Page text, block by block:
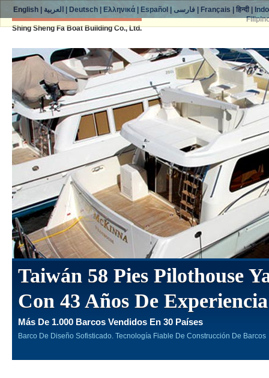
Shing Sheng Fa Boat Building Co., Ltd.
Taiwán 58 Pies Pilothouse
Con 43 Años De Experiencia
Más De 1.000 Barcos Vendidos En 30 Países
Barco De Diseño Sofisticado. Tecnología Fiable De Construcción De Barcos
English| العربية Deutsch| Ελληνικά| Español فارسی| Français हिन्दी|